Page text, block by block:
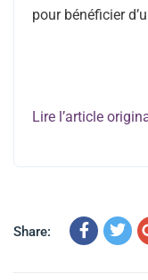
pour bénéficier
Lire l’article
Share: